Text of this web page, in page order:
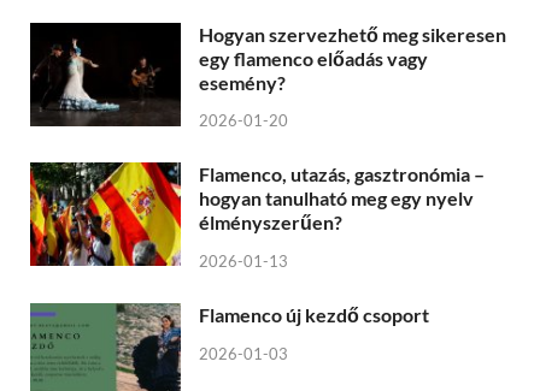
Hogyan szervezhető meg sikeresen
egy flamenco előadás vagy
esemény?
2026-01-20
Flamenco, utazás, gasztronómia –
hogyan tanulható meg egy nyelv
élményszerűen?
2026-01-13
Flamenco új kezdő csoport
2026-01-03